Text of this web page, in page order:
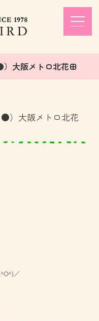
大阪メトロ北花田
）大阪メトロ北花
／